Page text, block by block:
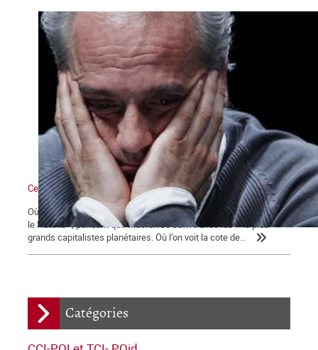
Catégories
Ce qui se dessine
Où l’on voit les médias bien mangeants se ruer vers « la ruée sur
le Nutella », pendant que Macron se baffre avec les 140 plus
grands capitalistes planétaires. Où l’on voit la cote de...